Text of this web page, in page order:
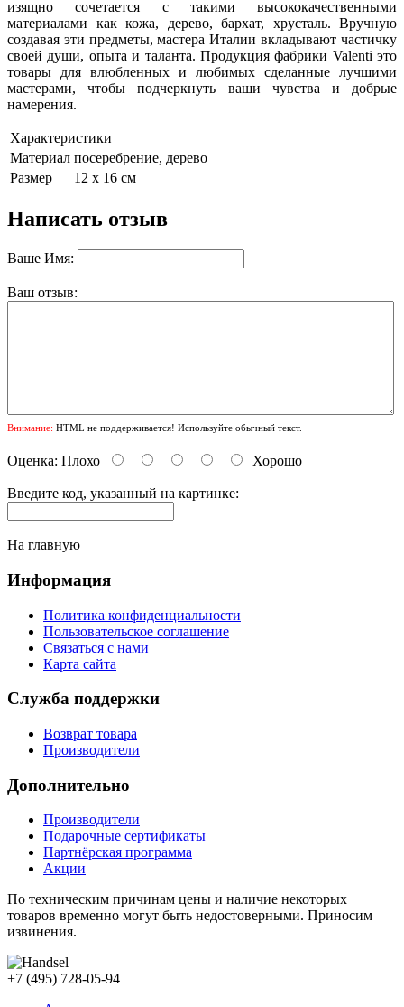
изящно сочетается с такими высококачественными
материалами как кожа, дерево, бархат, хрусталь. Вручную
создавая эти предметы, мастера Италии вкладывают частичку
своей души, опыта и таланта. Продукция фабрики Valenti это
товары для влюбленных и любимых сделанные лучшими
мастерами, чтобы подчеркнуть ваши чувства и добрые
намерения.
Характеристики
Материал посеребрение, дерево
Размер
12 х 16 см
Написать отзыв
Ваше Имя:
Ваш отзыв:
Внимание: HTML не поддерживается! Используйте обычный текст.
Оценка: Плохо Хорошо
Введите код, указанный на картинке:
На главную
Информация
Политика конфиденциальности
Пользовательское соглашение
Связаться с нами
Карта сайта
Служба поддержки
Возврат товара
Производители
Дополнительно
Производители
Подарочные сертификаты
Партнёрская программа
Акции
По техническим причинам цены и наличие некоторых
товаров временно могут быть недостоверными. Приносим
извинения.
+7 (495) 728-05-94